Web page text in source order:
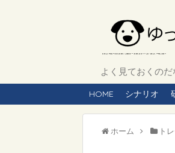
よく見ておくの
HOME シナリオ
ホーム ト